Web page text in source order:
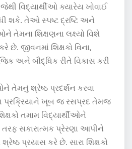
વિદ્યાર્થીઓ ક્યારેય ખોવાઈ
તેઓ સ્પષ્ટ દ્રષ્ટિ અને
તેમના શિક્ષણના લક્ષ્યો વિશે
છે. જીવનમાં શિક્ષકો વિના,
અને બૌદ્ધિક રીતે વિકાસ કરી
તેમનું શ્રેષ્ઠ પ્રદર્શન કરવા
ખૂબ જ રસપ્રદ તેમજ
તમામ વિદ્યાર્થીઓને
સકારાત્મક પ્રેરણા આપીને
શ્રેષ્ઠ પ્રયાસ કરે છે. સારા શિક્ષકો